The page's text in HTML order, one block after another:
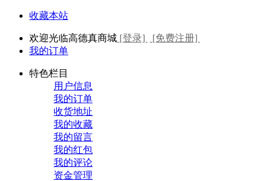
收藏本站
欢迎光临高德真商城 [登录]
[免费注册]
我的订单
特色栏目
用户信息
我的订单
收货地址
我的收藏
我的留言
我的红包
我的评论
资金管理